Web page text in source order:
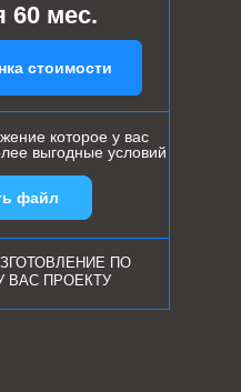
60 мес.
стоимости
которое у вас
выгодные условий
ПО
ПРОЕКТУ
файл